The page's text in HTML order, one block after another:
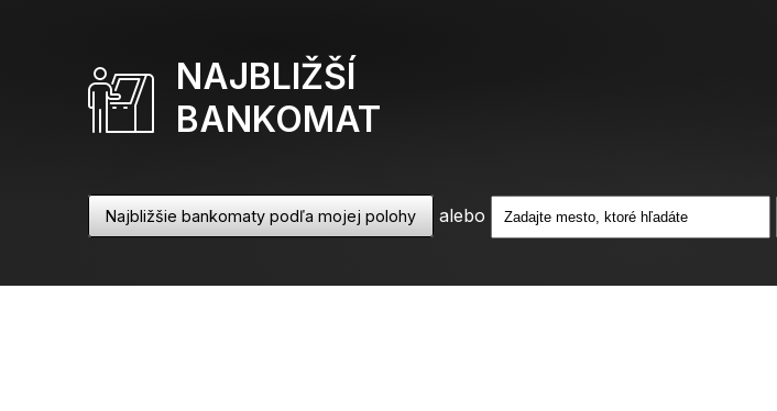
NAJBLIŽŠÍ
BANKOMAT
Najbližšie bankomaty podľa mojej polohy alebo